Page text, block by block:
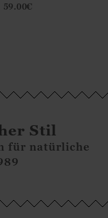
59.00€
Stil
für natürliche